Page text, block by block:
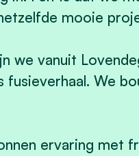
mooie
we vanuit
fusieverhaal. We
ervaring met